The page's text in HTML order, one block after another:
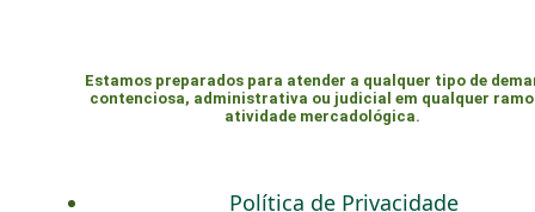
Estamos preparados para atender a qualquer tipo de
contenciosa, administrativa ou judicial em qualquer ramo
atividade mercadológica.
Política de Privacidade